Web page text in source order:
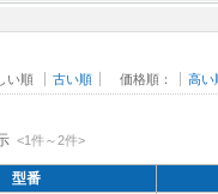
い順 古い順 価格順： 高い
<1件～2件>
型番